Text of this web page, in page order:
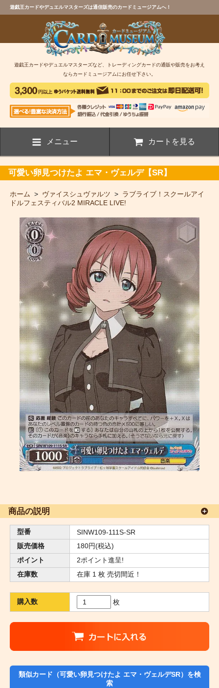
遊戯王カードやデュエルマスターズは通信販売のカードミュージアムへ！
遊戯王カードやデュエルマスターズなど、トレーディングカードの通販や販売をお考え
ならカードミュージアムにお任せ下さい。
メニュー カートを見る
可愛い卵見つけたよ エマ・ヴェルデ【SR】
ホーム > ヴァイスシュヴァルツ > ラブライブ！スクールアイ
ドルフェスティバル2 MIRACLE LIVE!
商品の説明
型番
SINW109-111S-SR
販売価格
180円(税込)
ポイント
2ポイント進呈!
在庫数
在庫 1 枚 売切間近！
購入数 枚
類似カード（可愛い卵見つけたよ エマ・ヴェルデSR）を検
索